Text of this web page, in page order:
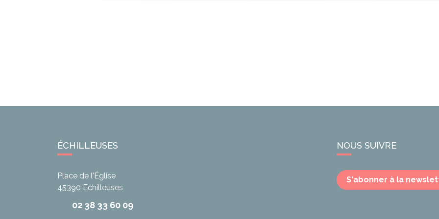
ÉCHILLEUSES
Place de l'Église
45390 Echilleuses
02 38 33 60 09
NOUS SUIVRE
S'abonner à la